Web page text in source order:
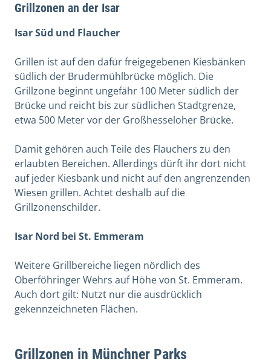
Grillzonen an der Isar
Isar Süd und Flaucher
Grillen ist auf den dafür freigegebenen Kiesbänken
südlich der Brudermühlbrücke möglich. Die
Grillzone beginnt ungefähr 100 Meter südlich der
Brücke und reicht bis zur südlichen Stadtgrenze,
etwa 500 Meter vor der Großhesseloher Brücke.
Damit gehören auch Teile des Flauchers zu den
erlaubten Bereichen. Allerdings dürft ihr dort nicht
auf jeder Kiesbank und nicht auf den angrenzenden
Wiesen grillen. Achtet deshalb auf die
Grillzonenschilder.
Isar Nord bei St. Emmeram
Weitere Grillbereiche liegen nördlich des
Oberföhringer Wehrs auf Höhe von St. Emmeram.
Auch dort gilt: Nutzt nur die ausdrücklich
gekennzeichneten Flächen.
Grillzonen in Münchner Parks